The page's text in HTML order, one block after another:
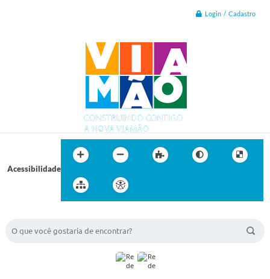
Login / Cadastro
Acessibilidade